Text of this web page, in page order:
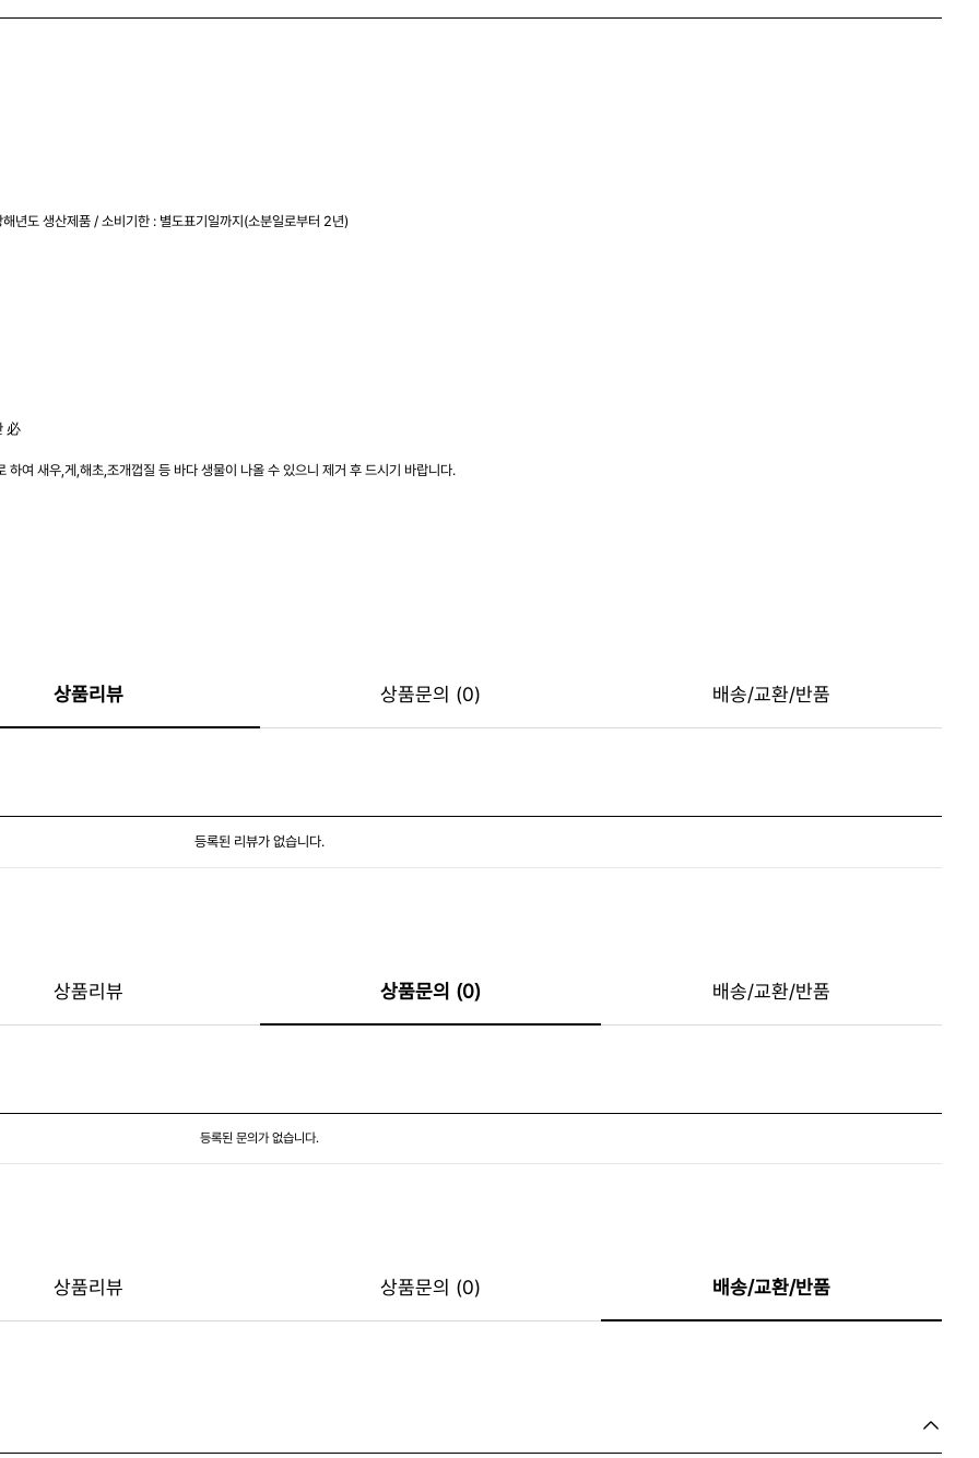
년도 생산제품 / 소비기한 : 별도표기일까지(소분일로부터 2년)
必
여 새우,게,해초,조개껍질 등 바다 생물이 나올 수 있으니 제거 후 드시기 바랍니다.
상품리뷰 상품문의 (0) 배송/교환/반품
등록된 리뷰가 없습니다.
상품리뷰 상품문의 (0) 배송/교환/반품
등록된 문의가 없습니다.
상품리뷰 상품문의 (0) 배송/교환/반품